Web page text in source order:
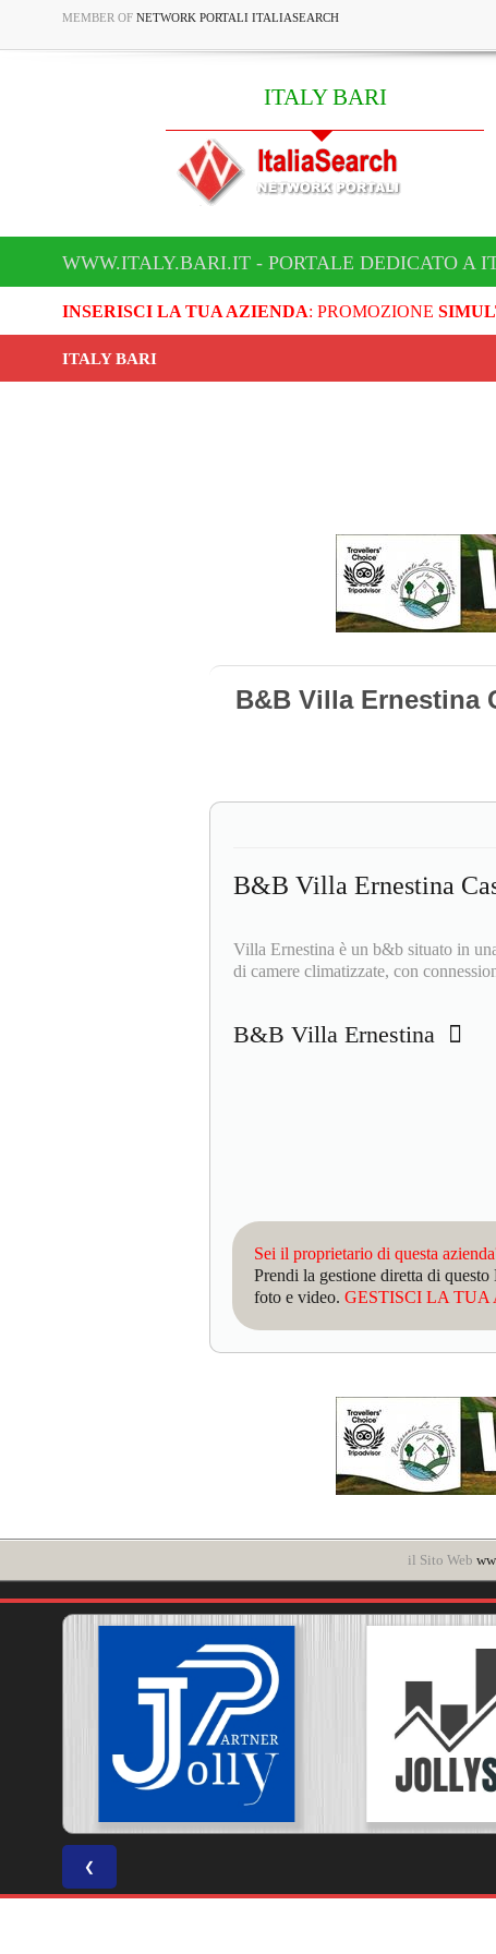
MEMBER OF NETWORK PORTALI ITALIASEARCH
ITALY BARI
WWW.ITALY.BARI.IT - PORTALE DEDICATO A
INSERISCI LA TUA AZIENDA: PROMOZIONE
ITALY BARI
B&B Villa Ernestina
B&B Villa Ernestina
Villa Ernestina è un b&b situato in
di camere climatizzate, con
B&B Villa Ernestina
Sei il proprietario di questa
Prendi la gestione diretta di
foto e video. GESTISCI LA TUA
il Sito Web
❮